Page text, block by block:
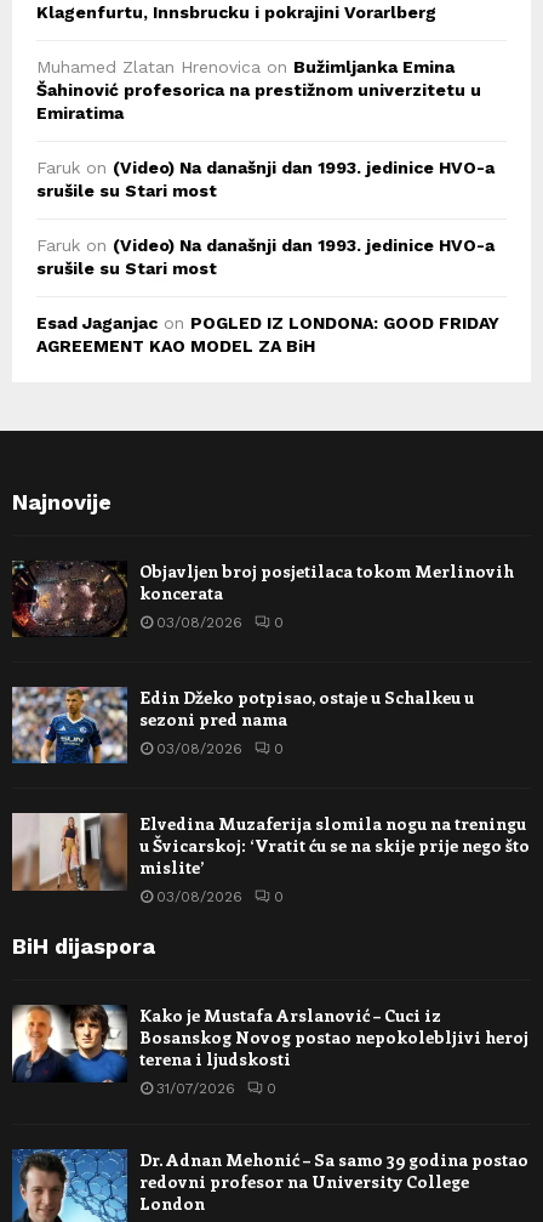
Klagenfurtu, Innsbrucku i pokrajini Vorarlberg
Muhamed Zlatan Hrenovica on Bužimljanka Emina
Šahinović profesorica na prestižnom univerzitetu u
Emiratima
Faruk on (Video) Na današnji dan 1993. jedinice HVO-a
srušile su Stari most
Faruk on (Video) Na današnji dan 1993. jedinice HVO-a
srušile su Stari most
Esad Jaganjac on POGLED IZ LONDONA: GOOD FRIDAY
AGREEMENT KAO MODEL ZA BiH
Najnovije
Objavljen broj posjetilaca tokom Merlinovih
koncerata
03/08/2026 0
Edin Džeko potpisao, ostaje u Schalkeu u
sezoni pred nama
03/08/2026 0
Elvedina Muzaferija slomila nogu na treningu
u Švicarskoj: ‘Vratit ću se na skije prije nego što
mislite’
03/08/2026 0
BiH dijaspora
Kako je Mustafa Arslanović – Cuci iz
Bosanskog Novog postao nepokolebljivi heroj
terena i ljudskosti
31/07/2026 0
Dr. Adnan Mehonić – Sa samo 39 godina postao
redovni profesor na University College
London